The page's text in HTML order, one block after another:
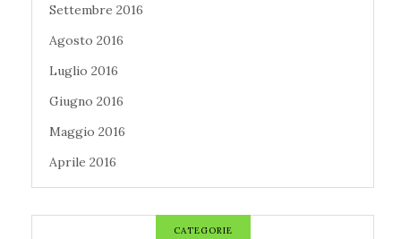
Settembre 2016
Agosto 2016
Luglio 2016
Giugno 2016
Maggio 2016
Aprile 2016
CATEGORIE